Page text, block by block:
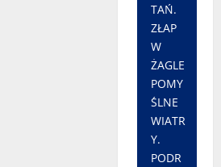
TAŃ.
ZŁAP
W
ŻAGLE
POMY
ŚLNE
WIATR
Y.
PODR